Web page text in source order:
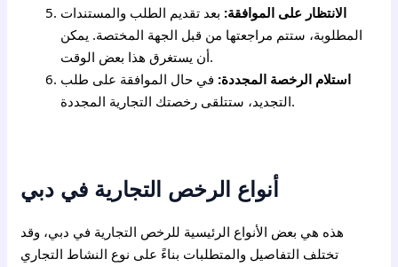
الانتظار على الموافقة: بعد تقديم الطلب والمستندات
المطلوبة، ستتم مراجعتها من قبل الجهة المختصة. يمكن
أن يستغرق هذا بعض الوقت.
استلام الرخصة المجددة: في حال الموافقة على طلب
التجديد، ستتلقى رخصتك التجارية المجددة.
أنواع الرخص التجارية في دبي
هذه هي بعض الأنواع الرئيسية للرخص التجارية في دبي، وقد
تختلف التفاصيل والمتطلبات بناءً على نوع النشاط التجاري